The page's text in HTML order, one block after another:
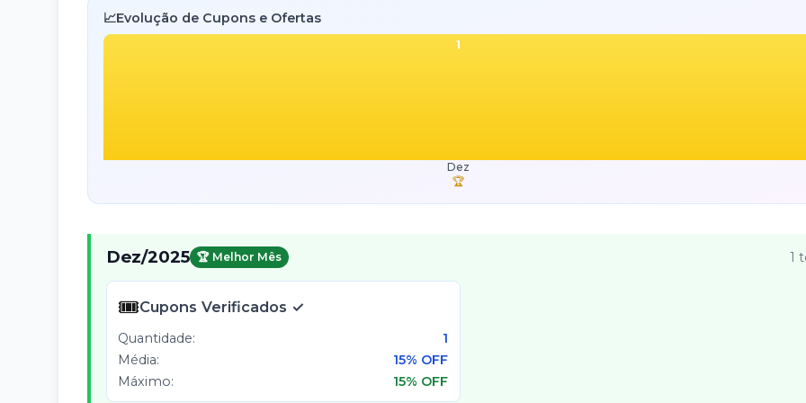
📈Evolução de Cupons e Ofertas
1
Dez
🏆
Dez/2025 🏆 Melhor Mês 1
🎟️Cupons Verificados ✓
Quantidade:
1
Média:
15% OFF
Máximo:
15% OFF